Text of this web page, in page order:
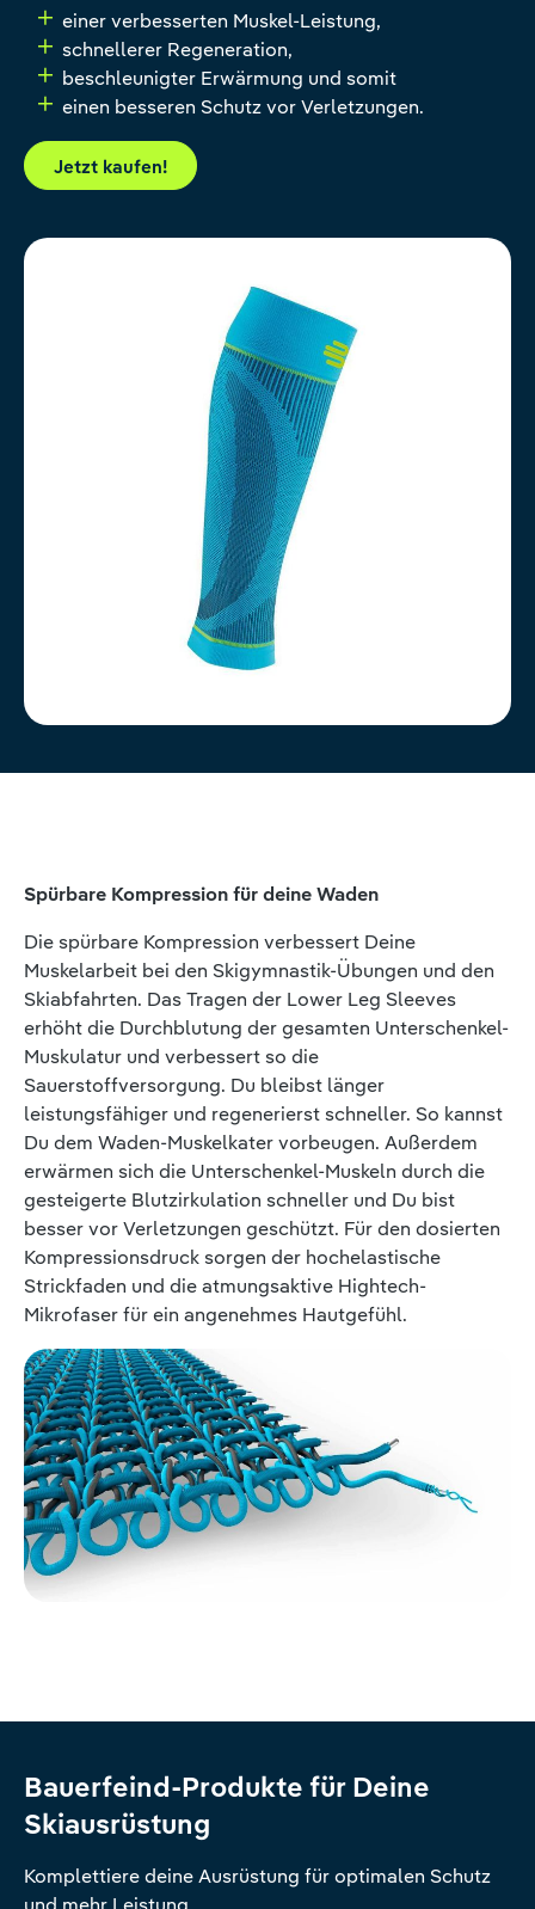
einer verbesserten Muskel-Leistung,
schnellerer Regeneration,
beschleunigter Erwärmung und somit
einen besseren Schutz vor Verletzungen.
Jetzt kaufen!
Spürbare Kompression für deine Waden
Die spürbare Kompression verbessert Deine
Muskelarbeit bei den Skigymnastik-Übungen und den
Skiabfahrten. Das Tragen der Lower Leg Sleeves
erhöht die Durchblutung der gesamten Unterschenkel-
Muskulatur und verbessert so die
Sauerstoffversorgung. Du bleibst länger
leistungsfähiger und regenerierst schneller. So kannst
Du dem Waden-Muskelkater vorbeugen. Außerdem
erwärmen sich die Unterschenkel-Muskeln durch die
gesteigerte Blutzirkulation schneller und Du bist
besser vor Verletzungen geschützt. Für den dosierten
Kompressionsdruck sorgen der hochelastische
Strickfaden und die atmungsaktive Hightech-
Mikrofaser für ein angenehmes Hautgefühl.
Bauerfeind-Produkte für Deine
Skiausrüstung
Komplettiere deine Ausrüstung für optimalen Schutz